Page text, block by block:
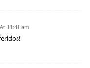
11:41 am